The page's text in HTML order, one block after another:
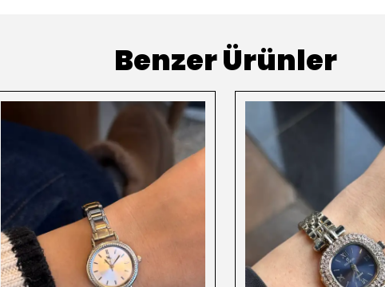
Benzer Ürünler